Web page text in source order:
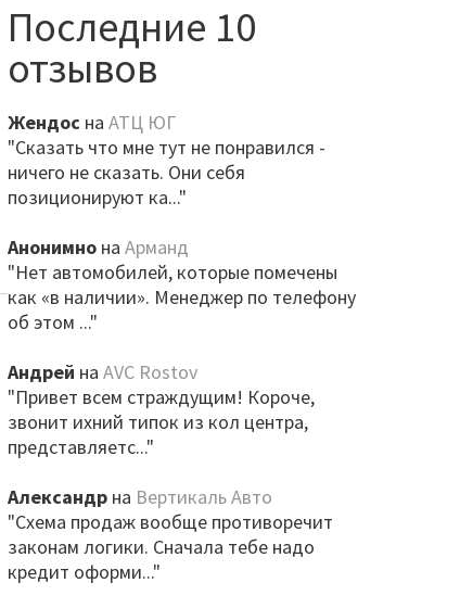
Последние 10
отзывов
Жендосна АТЦ ЮГ
"Сказать что мне тут не понравился -
ничего не сказать. Они себя
позиционируют ка..."
Анонимнона Арманд
"Нет автомобилей, которые помечены
как «в наличии». Менеджер по телефону
об этом ..."
Андрей на AVC Rostov
"Привет всем страждущим! Короче,
звонит ихний типок из кол центра,
представляетс..."
Александрна Вертикаль Авто
"Схема продаж вообще противоречит
законам логики. Сначала тебе надо
кредит оформи..."